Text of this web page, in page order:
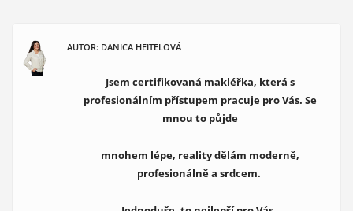
AUTOR: DANICA HEITELOVÁ
Jsem certifikovaná makléřka, která s
profesionálním přístupem pracuje pro Vás. Se
mnou to půjde
mnohem lépe, reality dělám moderně,
profesionálně a srdcem.